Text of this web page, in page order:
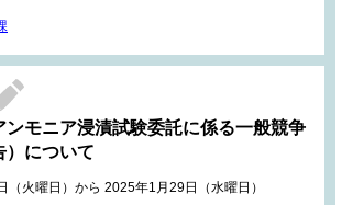
ンモニア浸漬試験委託に係る一般競争
）について
（火曜日）から 2025年1月29日（水曜日）